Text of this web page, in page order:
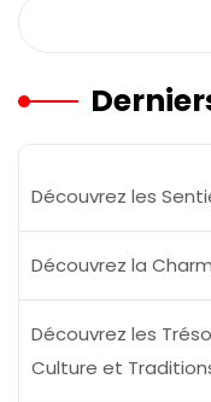
Découvrez les
Découvrez la
Découvrez les
Culture et